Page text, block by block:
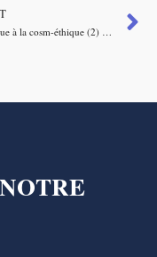
De l’éthique à la cosm-éthique (2) : ce qu’est l’éthique